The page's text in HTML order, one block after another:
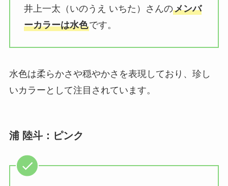
井上一太（いのうえ いちた）さんのメンバ
ーカラーは水色です。
水色は柔らかさや穏やかさを表現しており、珍し
いカラーとして注目されています。
浦 陸斗：ピンク